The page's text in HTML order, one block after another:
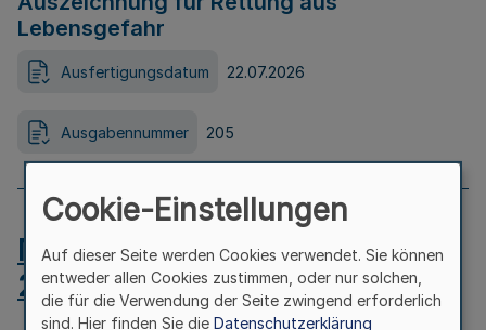
Lebensgefahr
Ausfertigungsdatum 22.07.2026
Ausgabennummer 205
MB.NRW 2026 Nr. 204 vom
24.07.2026
Cookie-Einstellungen
Auf dieser Seite werden Cookies verwendet. Sie können
entweder allen Cookies zustimmen, oder nur solchen,
die für die Verwendung der Seite zwingend erforderlich
sind. Hier finden Sie die Datenschutzerklärung